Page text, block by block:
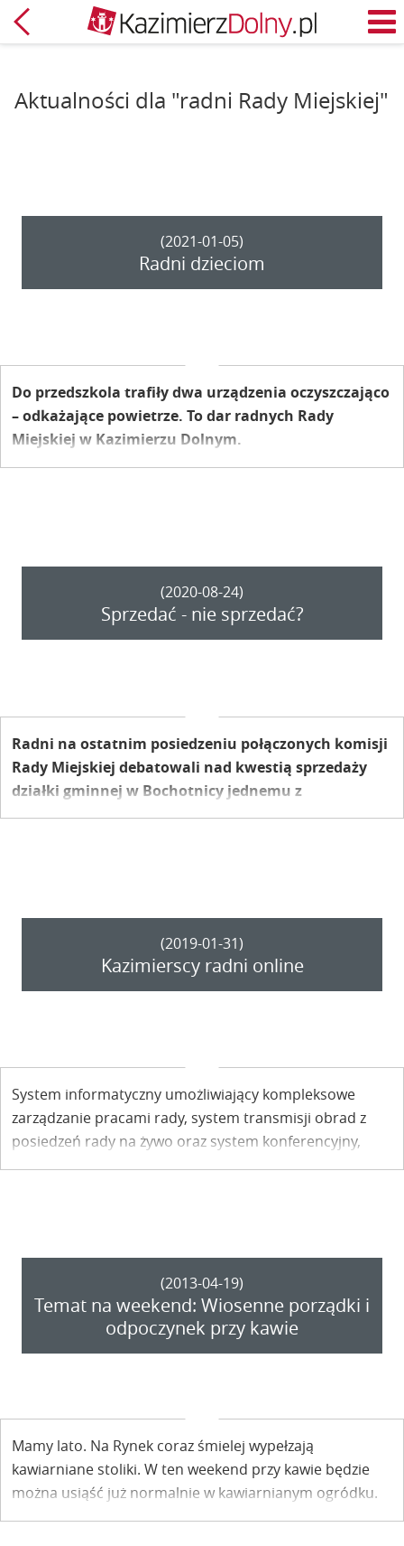
Powrót
Aktualności dla "radni Rady Miejskiej"
(2021-01-05)
Radni dzieciom
Do przedszkola trafiły dwa urządzenia oczyszczająco
– odkażające powietrze. To dar radnych Rady
Miejskiej w Kazimierzu Dolnym.
(2020-08-24)
Sprzedać - nie sprzedać?
Radni na ostatnim posiedzeniu połączonych komisji
Rady Miejskiej debatowali nad kwestią sprzedaży
działki gminnej w Bochotnicy jednemu z
kazimierskich przedsiębiorców. Tylko jedna komisja
(2019-01-31)
Kazimierscy radni online
System informatyczny umożliwiający kompleksowe
zarządzanie pracami rady, system transmisji obrad z
posiedzeń rady na żywo oraz system konferencyjny,
który obejmuje mikrofony dla radnych a także
(2013-04-19)
Temat na weekend: Wiosenne porządki i
odpoczynek przy kawie
Mamy lato. Na Rynek coraz śmielej wypełzają
kawiarniane stoliki. W ten weekend przy kawie będzie
można usiąść już normalnie w kawiarnianym ogródku.
Ach ten Kazimierz!